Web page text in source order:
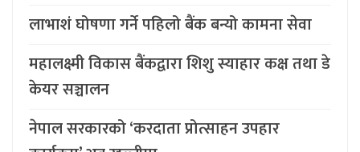
लाभाशं घोषणा गर्ने पहिलो बैंक बन्यो कामना सेवा
महालक्ष्मी विकास बैंकद्वारा शिशु स्याहार कक्ष तथा डे
केयर सञ्चालन
नेपाल सरकारको ‘करदाता प्रोत्साहन उपहार